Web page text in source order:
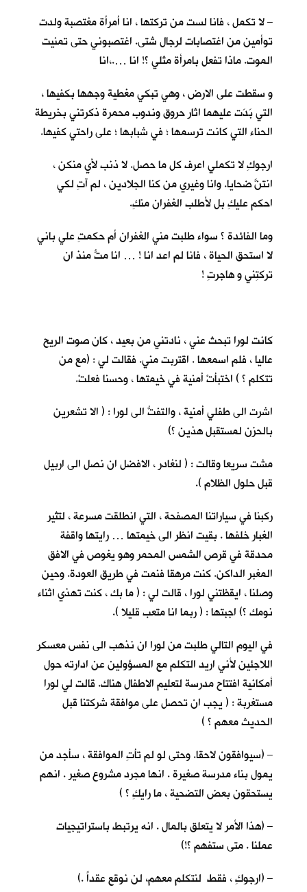
– لا تكمل ، فانا لست من تركتها ، انا أمرأة مغتصبة ولدت
توأمين من اغتصابات لرجال شتى. اغتصبوني حتى تمنيت
الموت. ماذا تفعل بامرأة مثلي ؟! انا ….،انا
و سقطت على الارض ، وهي تبكي مغطية وجهها بكفيها ،
التي بَدَت عليهما اثار حروق وندوب محمرة ذكرتني بخريطة
الحناء التي كانت ترسمها ؛ في شبابها ؛ على راحتي كفيها.
ارجوكِ لا تكملي اعرف كل ما حصل. لا ذنب لأي منكن ،
انتنَّ ضحايا. وانا وغيري من كنا الجلادين ، لم آتِ لكي
احكم عليكِ بل لأطلب الغفران منكِ.
وما الفائدة ؟ سواء طلبت مني الغفران أم حكمتِ علي باني
لا استحق الحياة ، فانا لم اعد انا ! … انا متُّ منذ ان
تركتِني و هاجرتِ !
كانت لورا تبحث عني ، نادتني من بعيد ، كان صوت الريح
عاليا ، فلم اسمعها . اقتربت مني. فقالت لي : (مع من
تتكلم ؟ ) اختبأتْ أمنية في خيمتها ، وحسنا فعلتْ.
اشرت الى طفلي أمنية ، والتفتُّ الى لورا : ( الا تشعرين
بالحزن لمستقبل هذين ؟)
مشت سريعا وقالت : ( لنغادر ، الافضل ان نصل الى اربيل
قبل حلول الظلام ).
ركبنا في سياراتنا المصفحة ، التي انطلقت مسرعة ، لتثير
الغبار خلفها . بقيت انظر الى خيمتها … رايتها واقفة
محدقة في قرص الشمس المحمر وهو يغوص في الافق
المغبر الداكن. كنت مرهقا فنمت في طريق العودة. وحين
وصلنا ، ايقظتني لورا ، قالت لي : ( ما بك ، كنت تهذي اثناء
نومك ؟) اجبتها : ( ربما انا متعب قليلا ).
في اليوم التالي طلبت من لورا ان نذهب الى نفس معسكر
اللاجئين لأني اريد التكلم مع المسؤولين عن ادارته حول
أمكانية افتتاح مدرسة لتعليم الاطفال هناك. قالت لي لورا
مستغربة : ( يجب ان تحصل على موافقة شركتنا قبل
الحديث معهم ؟ )
– (سيوافقون لاحقا. وحتى لو لم تأتِ الموافقة ، سأجد من
يمول بناء مدرسة صغيرة . انها مجرد مشروع صغير . انهم
يستحقون بعض التضحية ، ما رايكِ ؟ )
– (هذا الأمر لا يتعلق بالمال . انه يرتبط باستراتيجيات
عملنا . متى ستفهم ؟!)
– (ارجوكِ ، فقط لنتكلم معهم، لن نوقع عقداً .)